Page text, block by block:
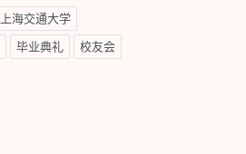
上海交通大学
毕业典礼 校友会